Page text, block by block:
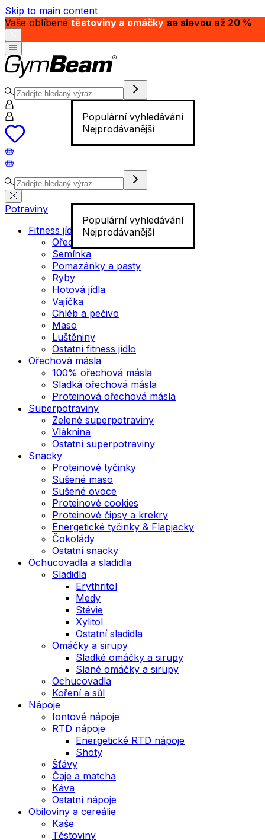
Skip to main content
Vaše oblíbené těstoviny a omáčky se slevou až 20 %
Populární vyhledávání
Nejprodávanější
Populární vyhledávání
Nejprodávanější
Potraviny
Fitness jídlo
Ořechy
Semínka
Pomazánky a pasty
Ryby
Hotová jídla
Vajíčka
Chléb a pečivo
Maso
Luštěniny
Ostatní fitness jídlo
Ořechová másla
100% ořechová másla
Sladká ořechová másla
Proteinová ořechová másla
Superpotraviny
Zelené superpotraviny
Vláknina
Ostatní superpotraviny
Snacky
Proteinové tyčinky
Sušené maso
Sušené ovoce
Proteinové cookies
Proteinové čipsy a krekry
Energetické tyčinky & Flapjacky
Čokolády
Ostatní snacky
Ochucovadla a sladidla
Sladidla
Erythritol
Medy
Stévie
Xylitol
Ostatní sladidla
Omáčky a sirupy
Sladké omáčky a sirupy
Slané omáčky a sirupy
Ochucovadla
Koření a sůl
Nápoje
Iontové nápoje
RTD nápoje
Energetické RTD nápoje
Shoty
Šťávy
Čaje a matcha
Káva
Ostatní nápoje
Obiloviny a cereálie
Kaše
Těstoviny